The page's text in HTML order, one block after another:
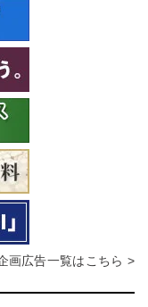
画広告一覧はこちら >